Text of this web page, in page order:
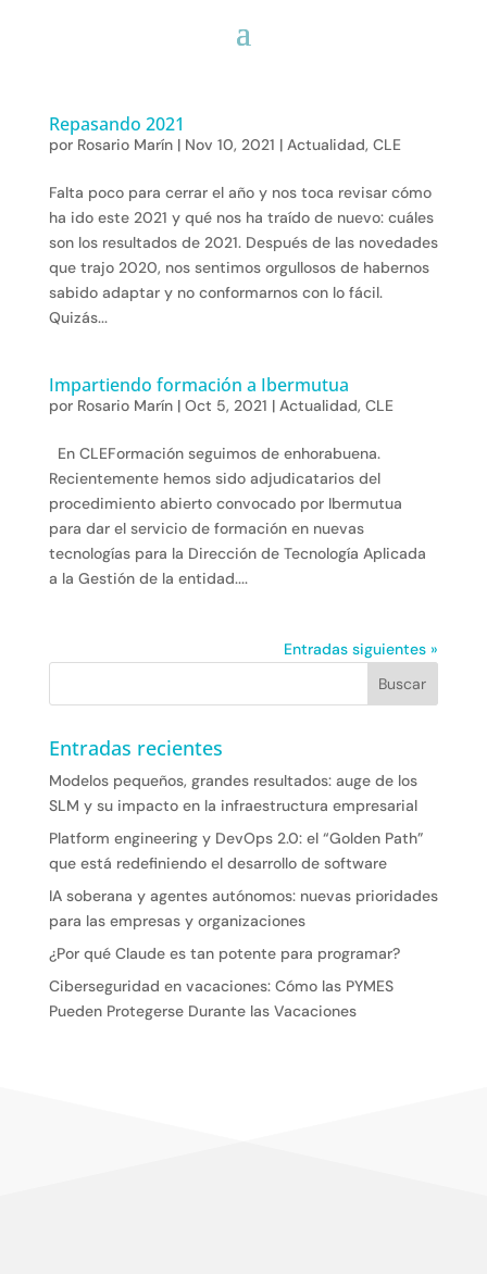
Repasando 2021
por Rosario Marín| Nov 10, 2021 | Actualidad, CLE
Falta poco para cerrar el año y nos toca revisar cómo
ha ido este 2021 y qué nos ha traído de nuevo: cuáles
son los resultados de 2021. Después de las novedades
que trajo 2020, nos sentimos orgullosos de habernos
sabido adaptar y no conformarnos con lo fácil.
Quizás...
Impartiendo formación a Ibermutua
por Rosario Marín| Oct 5, 2021 | Actualidad, CLE
En CLEFormación seguimos de enhorabuena.
Recientemente hemos sido adjudicatarios del
procedimiento abierto convocado por Ibermutua
para dar el servicio de formación en nuevas
tecnologías para la Dirección de Tecnología Aplicada
a la Gestión de la entidad....
Entradas siguientes »
Entradas recientes
Modelos pequeños, grandes resultados: auge de los
SLM y su impacto en la infraestructura empresarial
Platform engineering y DevOps 2.0: el “Golden Path”
que está redefiniendo el desarrollo de software
IA soberana y agentes autónomos: nuevas prioridades
para las empresas y organizaciones
¿Por qué Claude es tan potente para programar?
Ciberseguridad en vacaciones: Cómo las PYMES
Pueden Protegerse Durante las Vacaciones